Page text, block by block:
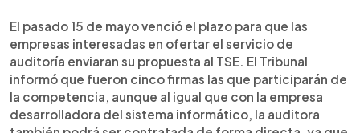
El pasado 15 de mayo venció el plazo para que las
empresas interesadas en ofertar el servicio de
auditoría enviaran su propuesta al TSE. El Tribunal
informó que fueron cinco firmas las que participarán de
la competencia, aunque al igual que con la empresa
desarrolladora del sistema informático, la auditora